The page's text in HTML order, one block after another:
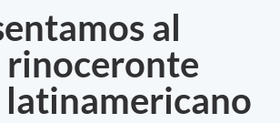
al
latinamericano